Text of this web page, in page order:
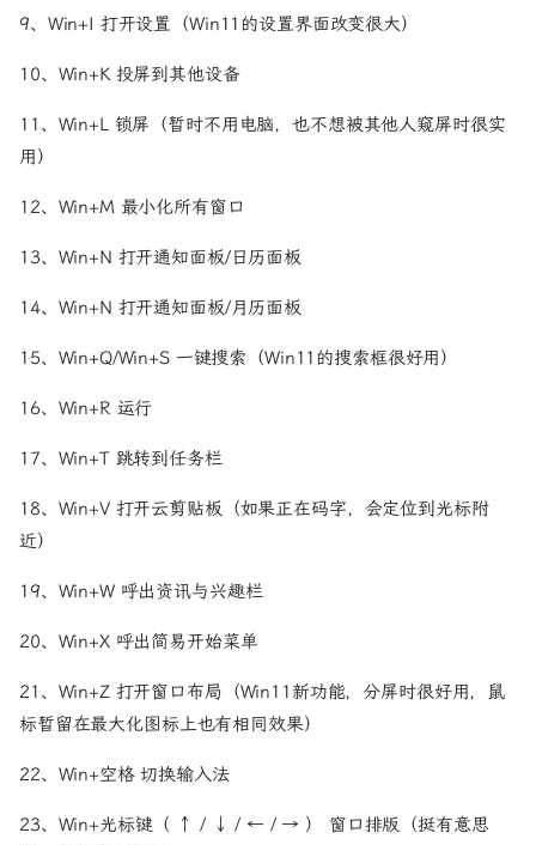
9、Win+I 打开设置（Win11的设置界面改变很大）
10、Win+K 投屏到其他设备
11、Win+L 锁屏（暂时不用电脑，也不想被其他人窥屏时很实
用）
12、Win+M 最小化所有窗口
13、Win+N 打开通知面板/日历面板
14、Win+N 打开通知面板/月历面板
15、Win+Q/Win+S 一键搜索（Win11的搜索框很好用）
16、Win+R 运行
17、Win+T 跳转到任务栏
18、Win+V 打开云剪贴板（如果正在码字，会定位到光标附
近）
19、Win+W 呼出资讯与兴趣栏
20、Win+X 呼出简易开始菜单
21、Win+Z 打开窗口布局（Win11新功能，分屏时很好用，鼠
标暂留在最大化图标上也有相同效果）
22、Win+空格 切换输入法
23、Win+光标键（ ↑ / ↓ / ← / → ） 窗口排版（挺有意思